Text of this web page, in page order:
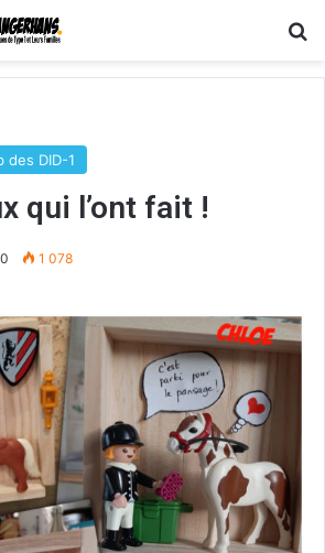
des DID-1
qui l’ont fait !
0 1 078